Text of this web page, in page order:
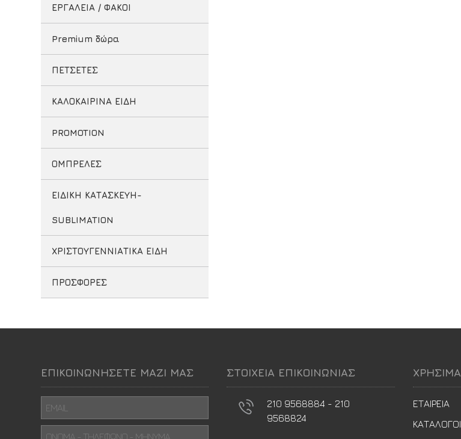
ΕΡΓΑΛΕΙΑ / ΦΑΚΟΙ
Premium δώρα
ΠΕΤΣΕΤΕΣ
ΚΑΛΟΚΑΙΡΙΝΑ ΕΙΔΗ
PROMOTION
ΟΜΠΡΕΛΕΣ
ΕΙΔΙΚΗ ΚΑΤΑΣΚΕΥΗ-
SUBLIMATION
ΧΡΙΣΤΟΥΓΕΝΝΙΑΤΙΚΑ ΕΙΔΗ
ΠΡΟΣΦΟΡΕΣ
ΕΠΙΚΟΙΝΩΝΗΣΕΤΕ ΜΑΖΙ ΜΑΣ ΣΤΟΙΧΕΙΑ ΕΠΙΚΟΙΝΩΝΙΑΣ
210 9568884 - 210
9568824
ΧΡΗΣΙΜΑ
ΕΤΑΙΡΕΙΑ
ΚΑΤΑΛΟΓΟΙ